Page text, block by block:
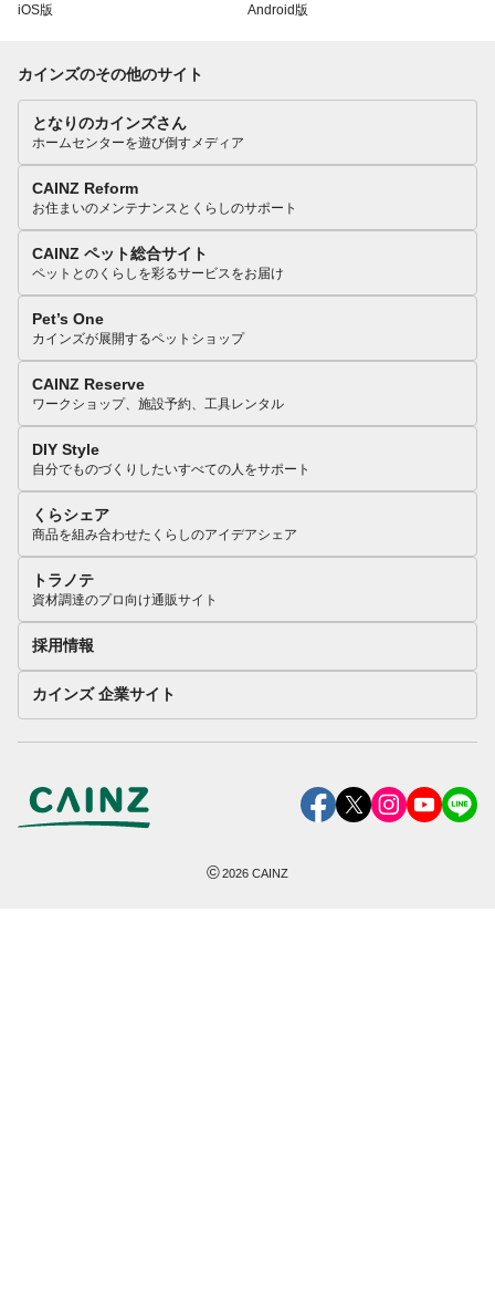
iOS版 Android版
カインズのその他のサイト
となりのカインズさん
ホームセンターを遊び倒すメディア
CAINZ Reform
お住まいのメンテナンスとくらしのサポート
CAINZ ペット総合サイト
ペットとのくらしを彩るサービスをお届け
Pet’s One
カインズが展開するペットショップ
CAINZ Reserve
ワークショップ、施設予約、工具レンタル
DIY Style
自分でものづくりしたいすべての人をサポート
くらシェア
商品を組み合わせたくらしのアイデアシェア
トラノテ
資材調達のプロ向け通販サイト
採用情報
カインズ 企業サイト
©2026 CAINZ